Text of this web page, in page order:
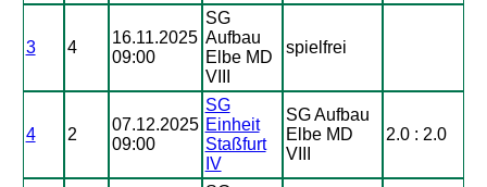
3 4
16.11.2025
09:00
SG
Aufbau
Elbe MD
VIII
spielfrei
4 2
07.12.2025
09:00
SG
Einheit
Staßfurt
IV
SG Aufbau
Elbe MD
VIII
2.0 : 2.0